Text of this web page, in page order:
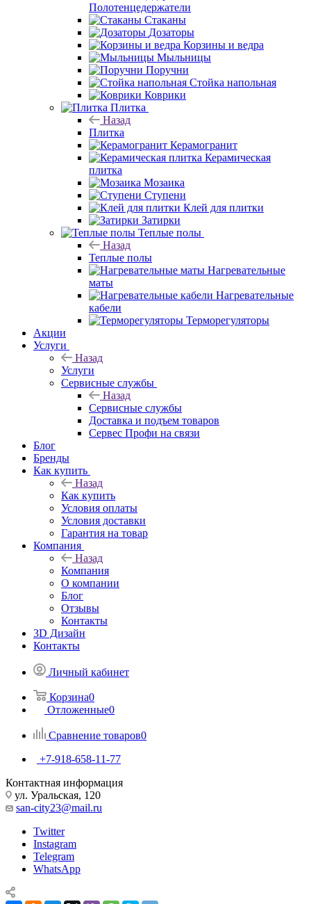
Полотенцедержатели
Стаканы
Дозаторы
Корзины и ведра
Мыльницы
Поручни
Стойка напольная
Коврики
Плитка
Назад
Плитка
Керамогранит
Керамическая
плитка
Мозаика
Ступени
Клей для плитки
Затирки
Теплые полы
Назад
Теплые полы
Нагревательные
маты
Нагревательные
кабели
Терморегуляторы
Акции
Услуги
Назад
Услуги
Сервисные службы
Назад
Сервисные службы
Доставка и подъем товаров
Сервес Профи на связи
Блог
Бренды
Как купить
Назад
Как купить
Условия оплаты
Условия доставки
Гарантия на товар
Компания
Назад
Компания
О компании
Блог
Отзывы
Контакты
3D Дизайн
Контакты
Личный кабинет
Корзина0
Отложенные0
Сравнение товаров0
+7-918-658-11-77
Контактная информация
ул. Уральская, 120
san-city23@mail.ru
Twitter
Instagram
Telegram
WhatsApp